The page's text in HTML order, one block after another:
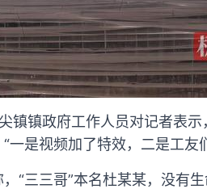
镇镇政府工作人员对记者表
一是视频加了特效，二是工友
“三三哥”本名杜某某，没有